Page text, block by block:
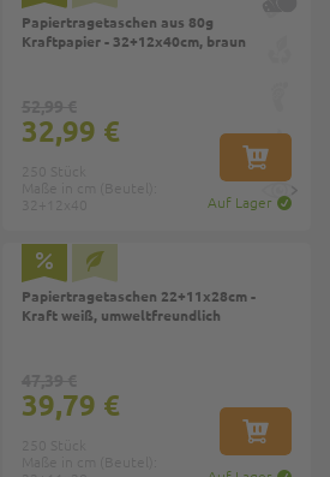
Papiertragetaschen aus 80g
Kraftpapier - 32+12x40cm, braun
Auf Lager
IN DEN
32,99 €
52,99 €
Papiertragetaschen 22+11x28cm -
Kraft weiß, umweltfreundlich
IN DEN
39,79 €
47,39 €